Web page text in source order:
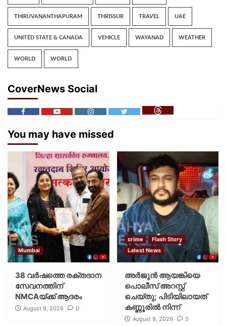
THIRUVANANTHAPURAM THRISSUR TRAVEL UAE
UNITED STATE & CANADA VEHICLE WAYANAD WEATHER
WORLD WORLD
CoverNews Social
You may have missed
Mumbai
38 വർഷത്തെ രക്തദാന
സേവനത്തിന്
NMCAയ്ക്ക് ആദരം
August 9, 2026 0
crime
Flash Story
Latest News
അർജുൻ ആയങ്കിയെ
പൊലീസ് അറസ്റ്റ്
ചെയ്‌തു; പിടിയിലായത്
കണ്ണൂരിൽ നിന്ന്
August 9, 2026 0